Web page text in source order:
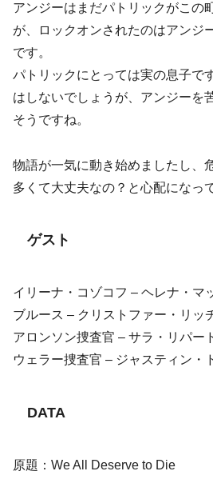
アンジーはまだパトリックがこの
が、ロックオンされたのはアンジ
です。
パトリックにとっては実の息子で
はしないでしょうが、アンジーを
そうですね。
物語が一気に動き始めましたし、
多くて大丈夫なの？と心配になっ
ゲスト
イリーナ・コゾコフ – ヘレナ・マ
ブルース – クリストファー・リッ
アロンソン捜査官 – サラ・リパー
ウェラー捜査官 – ジャスティン・
DATA
原題：We All Deserve to Die